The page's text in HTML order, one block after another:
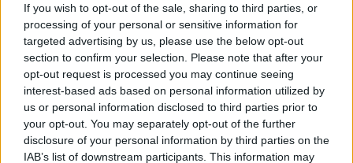
If you wish to opt-out of the sale, sharing to third parties, or
processing of your personal or sensitive information for
targeted advertising by us, please use the below opt-out
section to confirm your selection. Please note that after your
opt-out request is processed you may continue seeing
interest-based ads based on personal information utilized by
us or personal information disclosed to third parties prior to
your opt-out. You may separately opt-out of the further
disclosure of your personal information by third parties on the
IAB’s list of downstream participants. This information may
come orticaria generalizzata, nausea, vomito,
dispnea e difficoltà respiratoria, calo di
pressione. In alcuni casi può manifestarsi
uno shock anafilattico con grave calo della
pressione arteriosa che può portare anche al
decesso. Come difendersi: installare
zanzariere su porte e finestre; provvedere a
una corretta gestione dei rifiuti e degli